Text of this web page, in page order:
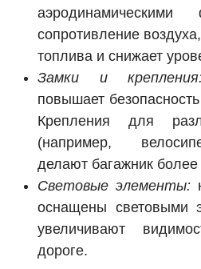
сопротивление
топлива и снижает
Замки и
повышает
Крепления для
(например,
делают багажник
Световые элементы:
оснащены световыми
увеличивают
дороге.